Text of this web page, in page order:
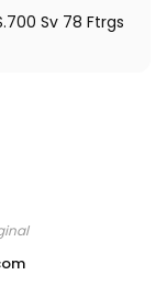
Sv 78 Ftrgs